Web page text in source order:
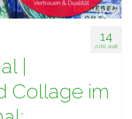
14
JUNI 2018
|
Collage im